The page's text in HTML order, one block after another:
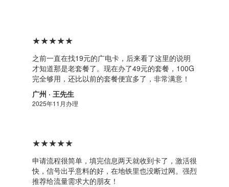
★★★★★
之前一直在找19元的广电卡，后来看了这里的说明
才知道那是老套餐了。现在办了49元的套餐，100G
完全够用，还比以前的套餐便宜多了，非常满意！
广州 · 王先生
2025年11月办理
★★★★★
申请流程很简单，填完信息两天就收到卡了，激活很
快，信号出乎意料的好，在地铁里也没断过网。强烈
推荐给流量需求大的朋友！